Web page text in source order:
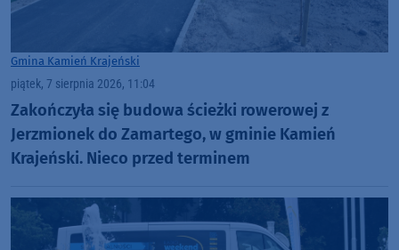
Gmina Kamień Krajeński
piątek, 7 sierpnia 2026, 11:04
Zakończyła się budowa ścieżki rowerowej z
Jerzmionek do Zamartego, w gminie Kamień
Krajeński. Nieco przed terminem